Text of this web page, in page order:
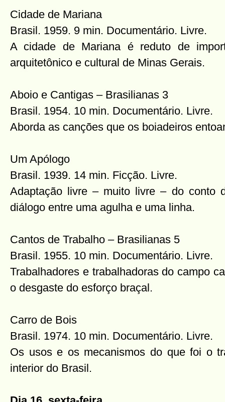
Cidade de Mariana
Brasil. 1959. 9 min. Documentário. Livre.
A cidade de Mariana é reduto de
arquitetônico e cultural de Minas Gerais.
Aboio e Cantigas – Brasilianas 3
Brasil. 1954. 10 min. Documentário. Livre.
Aborda as canções que os boiadeiros
Um Apólogo
Brasil. 1939. 14 min. Ficção. Livre.
Adaptação livre – muito livre – do conto
diálogo entre uma agulha e uma linha.
Cantos de Trabalho – Brasilianas 5
Brasil. 1955. 10 min. Documentário. Livre.
Trabalhadores e trabalhadoras do campo
o desgaste do esforço braçal.
Carro de Bois
Brasil. 1974. 10 min. Documentário. Livre.
Os usos e os mecanismos do que foi o
interior do Brasil.